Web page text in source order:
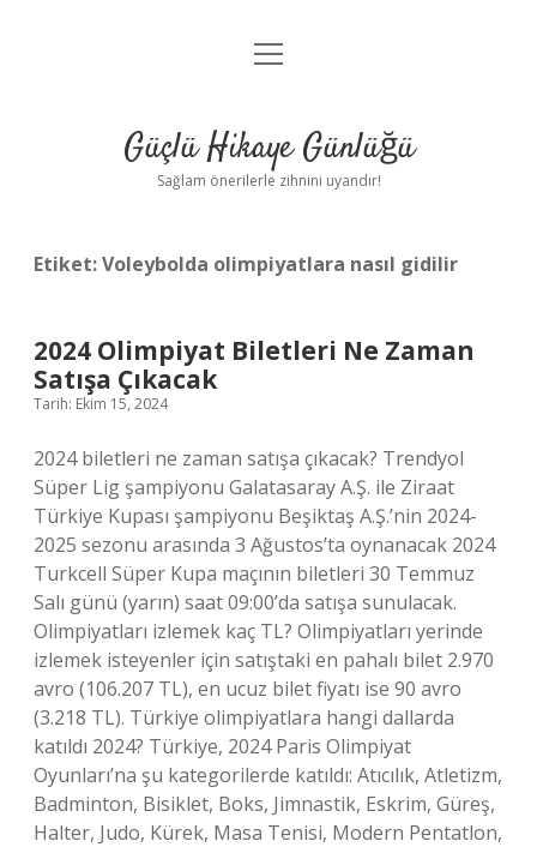
Anasayfa
Yasal Uyarı
menüyü
Güçlü Hikaye Günlüğü
Sağlam önerilerle zihnini uyandır!
Etiket:Voleybolda olimpiyatlara nasıl gidilir
2024 Olimpiyat Biletleri Ne Zaman
Satışa Çıkacak
Tarih: Ekim 15, 2024
2024 biletleri ne zaman satışa çıkacak? Trendyol
Süper Lig şampiyonu Galatasaray A.Ş. ile Ziraat
Türkiye Kupası şampiyonu Beşiktaş A.Ş.’nin 2024-
2025 sezonu arasında 3 Ağustos’ta oynanacak 2024
Turkcell Süper Kupa maçının biletleri 30 Temmuz
Salı günü (yarın) saat 09:00’da satışa sunulacak.
Olimpiyatları izlemek kaç TL? Olimpiyatları yerinde
izlemek isteyenler için satıştaki en pahalı bilet 2.970
avro (106.207 TL), en ucuz bilet fiyatı ise 90 avro
(3.218 TL). Türkiye olimpiyatlara hangi dallarda
katıldı 2024? Türkiye, 2024 Paris Olimpiyat
Oyunları’na şu kategorilerde katıldı: Atıcılık, Atletizm,
Badminton, Bisiklet, Boks, Jimnastik, Eskrim, Güreş,
Halter, Judo, Kürek, Masa Tenisi, Modern Pentatlon,